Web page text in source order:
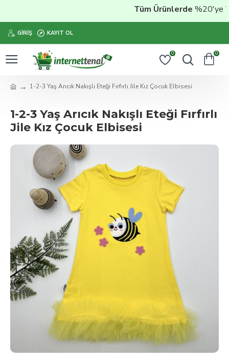
Tüm Ürünlerde%20'ye
GIRIŞ KAYIT OL
0 0
1-2-3 Yaş Arıcık Nakışlı Eteği Fırfırlı Jile Kız Çocuk Elbisesi
1-2-3 Yaş Arıcık Nakışlı Eteği Fırfırlı
Jile Kız Çocuk Elbisesi